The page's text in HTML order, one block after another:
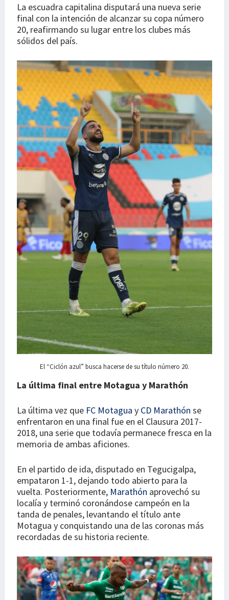
La escuadra capitalina disputará una nueva serie
final con la intención de alcanzar su copa número
20, reafirmando su lugar entre los clubes más
sólidos del país.
El “Ciclón azul” busca hacerse de su título número 20.
La última final entre Motagua y Marathón
La última vez que FC Motagua y CD Marathón se
enfrentaron en una final fue en el Clausura 2017-
2018, una serie que todavía permanece fresca en la
memoria de ambas aficiones.
En el partido de ida, disputado en Tegucigalpa,
empataron 1-1, dejando todo abierto para la
vuelta. Posteriormente, Marathón aprovechó su
localía y terminó coronándose campeón en la
tanda de penales, levantando el título ante
Motagua y conquistando una de las coronas más
recordadas de su historia reciente.